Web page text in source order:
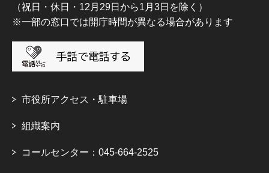
（祝日・休日・12月29日から1月3日を除く）
※一部の窓口では開庁時間が異なる場合があります
市役所アクセス・駐車場
組織案内
コールセンター：045-664-2525